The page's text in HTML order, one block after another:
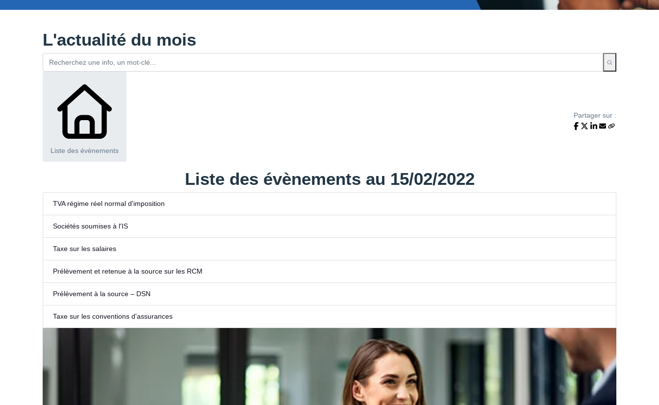
L'actualité du mois
Liste des évènements
Partager sur :
Liste des évènements au 15/02/2022
TVA régime réel normal d'imposition
Sociétés soumises à l'IS
Taxe sur les salaires
Prélèvement et retenue à la source sur les RCM
Prélèvement à la source – DSN
Taxe sur les conventions d'assurances